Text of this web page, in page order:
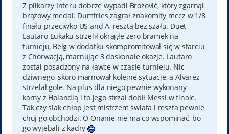
Z piłkarzy Interu dobrze wypadł Brozović, który zgarnął
brązowy medal. Dumfries zagrał znakomity mecz w 1/8
finału przeciwko US and A, reszta bez szału. Duet
Lautaro-Lukaku strzelił okrągłe zero bramek na
turnieju, Belg w dodatku skompromitował się w starciu
z Chorwacją, marnując 3 doskonałe okazje. Lautaro
został posadzony na ławce w czasie turnieju. Nic
dziwnego, skoro marnował kolejne sytuacje, a Alvarez
strzelał gole. Na plus dla niego pewnie wykonany
karny z Holandią i to jego strzał dobił Messi w finale.
Tak czy siak chłop jest mistrzem świata i reszta pewnie
chuj go obchodzi. O Onanie nie ma co wspominać, bo
go wyjebali z kadry